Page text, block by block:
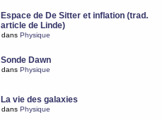
Espace de De Sitter et inflation (trad.
article de Linde)
dans Physique
Sonde Dawn
dans Physique
La vie des galaxies
dans Physique